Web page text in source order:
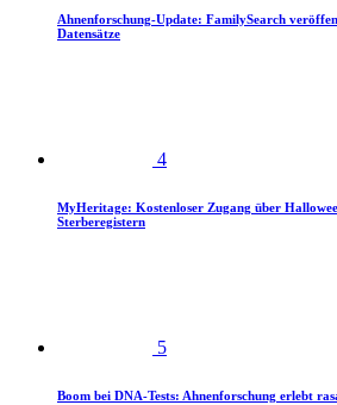
Ahnenforschung-Update: FamilySearch
Datensätze
4
MyHeritage: Kostenloser Zugang über
Sterberegistern
5
Boom bei DNA-Tests: Ahnenforschung erlebt